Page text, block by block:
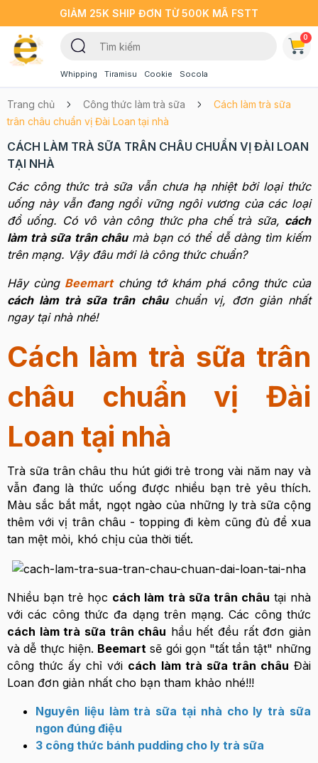
GIẢM 25K SHIP ĐƠN TỪ 500K MÃ FSTT
Whipping Tiramisu Cookie Socola
0
Trang chủ Công thức làm trà sữa
Cách làm trà sữa
trân châu chuẩn vị Đài Loan tại nhà
CÁCH LÀM TRÀ SỮA TRÂN CHÂU CHUẨN VỊ ĐÀI LOAN
TẠI NHÀ
Các công thức trà sữa vẫn chưa hạ nhiệt bởi loại thức
uống này vẫn đang ngồi vững ngôi vương của các loại
đồ uống. Có vô vàn công thức pha chế trà sữa, cách
làm trà sữa trân châumà bạn có thể dễ dàng tìm kiếm
trên mạng. Vậy đâu mới là công thức chuẩn?
Hãy cùng Beemartchúng tớ khám phá công thức của
cách làm trà sữa trân châuchuẩn vị, đơn giản nhất
ngay tại nhà nhé!
Cách làm trà sữa trân
châu chuẩn vị Đài
Loan tại nhà
Trà sữa trân châu thu hút giới trẻ trong vài năm nay và
vẫn đang là thức uống được nhiều bạn trẻ yêu thích.
Màu sắc bắt mắt, ngọt ngào của những ly trà sữa cộng
thêm với vị trân châu - topping đi kèm cũng đủ để xua
tan mệt mỏi, khó chịu của thời tiết.
Nhiều bạn trẻ học cách làm trà sữa trân châu tại nhà
với các công thức đa dạng trên mạng. Các công thức
cách làm trà sữa trân châu hầu hết đều rất đơn giản
và dễ thực hiện. Beemart sẽ gói gọn "tất tần tật" những
công thức ấy chỉ với cách làm trà sữa trân châu Đài
Loan đơn giản nhất cho bạn tham khảo nhé!!!
Nguyên liệu làm trà sữa tại nhà cho ly trà sữa
ngon đúng điệu
3 công thức bánh pudding cho ly trà sữa